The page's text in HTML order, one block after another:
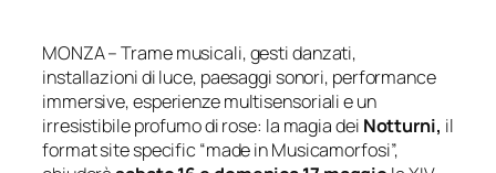
MONZA – Trame musicali, gesti danzati,
installazioni di luce, paesaggi sonori, performance
immersive, esperienze multisensoriali e un
irresistibile profumo di rose: la magia dei Notturni, il
format site specific “made in Musicamorfosi”,